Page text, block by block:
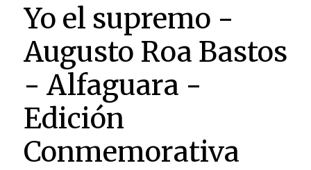
Yo el supremo -
Augusto Roa Bastos
- Alfaguara -
Edición
Conmemorativa